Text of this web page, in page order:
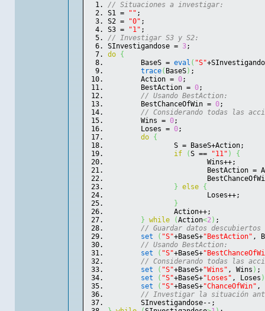
// Situaciones a investigar:
S1 =
"" ;
S2 =
"0" ;
S3 =
"1" ;
// Investigar S3 y S2:
SInvestigandose = 3;
do {
	BaseS =
eval ( "S"
trace( BaseS) ;
	Action =
0;
	BestAction =
0;
// Usando BestAction:
	BestChanceOfWin =
0;
// Considerando todas las
	Wins =
0;
	Loses =
0;
do {
		S = BaseS+Action;
if
(S == "11" )
{
			Wins++;
BestAction =
} else {
			Loses++;
}
		Action++;
} while (Action<2) ;
// Guardar datos
set
( "S"+BaseS+"BestAction" ,
// Usando BestAction:
set
( "S"+BaseS+
// Considerando todas las
set
( "S"+BaseS+"Wins" , Wins ) ;
set
( "S"+BaseS+"Loses" , Loses )
set
( "S"+BaseS+"ChanceOfWin" ,
// Investigar la situación
	SInvestigandose--;